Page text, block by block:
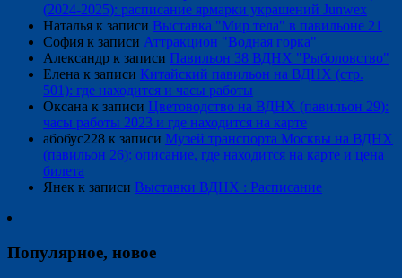
(2024-2025): расписание ярмарки украшений Junwex
Наталья к записи Выставка "Мир тела" в павильоне 21
София к записи Аттракцион "Водная горка"
Александр к записи Павильон 38 ВДНХ "Рыболовство"
Елена к записи Китайский павильон на ВДНХ (стр.
501): где находится и часы работы
Оксана к записи Цветоводство на ВДНХ (павильон 29):
часы работы 2023 и где находится на карте
абобус228 к записи Музей транспорта Москвы на ВДНХ
(павильон 26): описание, где находится на карте и цена
билета
Янек к записи Выставки ВДНХ : Расписание
Популярное, новое